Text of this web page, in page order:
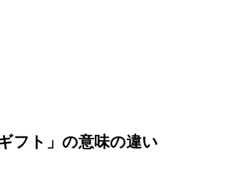
フト」の意味の違い